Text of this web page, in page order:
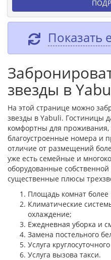
Показать
звезды в
На этой странице можно
звезды в Yabuli. Гостиницы
комфортны для проживания,
благоустроенные номера и
отличие от размещений
уже есть семейные и
оборудованные
существенные плюсы
Площадь комнат более
Климатические
охлаждение;
Ежедневная уборка и
Замена постельного
Услуга
Услуга вызова такси.